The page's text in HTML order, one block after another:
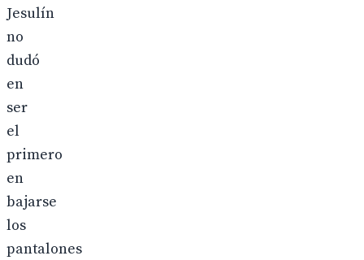
Jesulín
no
dudó
en
ser
el
primero
en
bajarse
los
pantalones